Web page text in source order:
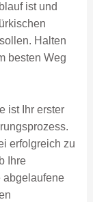
ist und
Halten
besten Weg
ist Ihr erster
erfolgreich zu
Ihre
abgelaufene